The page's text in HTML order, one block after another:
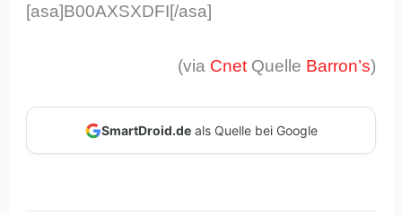
[asa]B00AXSXDFI[/asa]
(via CnetQuelle Barron’s)
SmartDroid.deals Quelle bei Google